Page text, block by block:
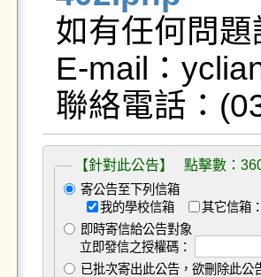
如有任何問
E-mail：
【針對此公告】 點擊數：
寄公告至下列信箱
我的學校信箱
其它信箱：
即時寄信給公告對象
立即發信之授權碼：
已批次寄出此公告，欲刪除此公